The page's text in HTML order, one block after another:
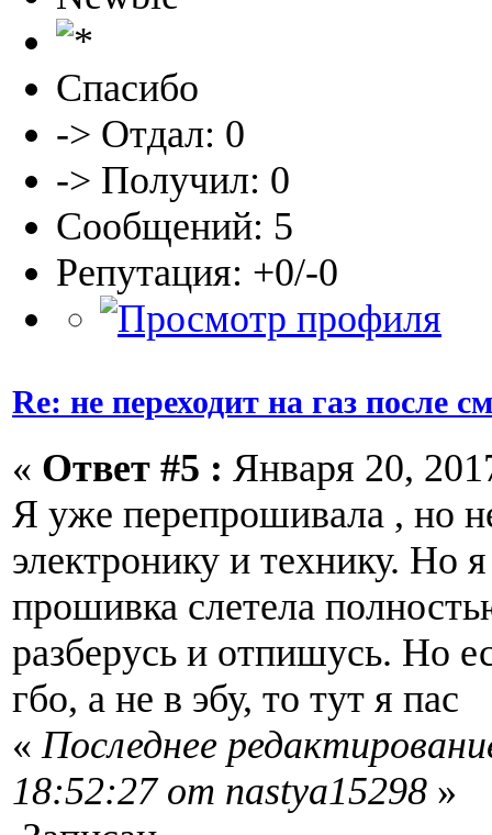
Спасибо
-> Отдал: 0
-> Получил: 0
Сообщений: 5
Репутация: +0/-0
Re: не переходит на газ после
« Ответ #5 : Января 20,
Я уже перепрошивала , но
электронику и технику. Но
прошивка слетела
разберусь и отпишусь. Но
гбо, а не в эбу, то тут я пас
«Последнее
18:52:27 от nastya15298 »